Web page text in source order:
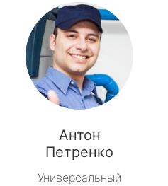
Антон
Петренко
Универсальный